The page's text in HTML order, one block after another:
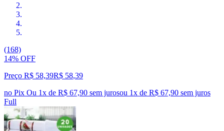
(168)
14% OFF
Preço R$ 58,39R$ 58,39
no Pix Ou 1x de R$ 67,90 sem jurosou 1x de R$ 67,90 sem juros
Full